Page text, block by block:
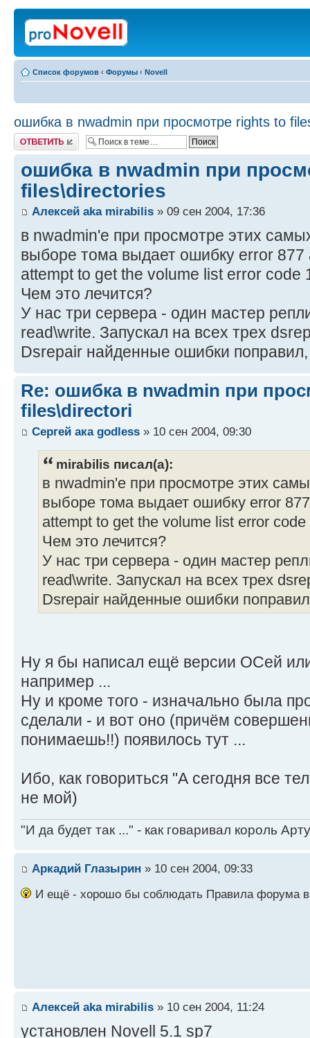
Список форумов ‹ Форумы ‹ Novell
ошибка в nwadmin при просмотре rights to
Ответить
ошибка в nwadmin при
files\directories
Алексей aka mirabilis » 09 сен 2004, 17:36
в nwadmin'е при просмотре этих
выборе тома выдает ошибку error
attempt to get the volume list error code
Чем это лечится?
У нас три сервера - один мастер
read\write. Запускал на всех трех
Dsrepair найденные ошибки
Re: ошибка в nwadmin при
files\directori
Сергей ака godless » 10 сен 2004, 09:30
mirabilis писал(а):
в nwadmin'е при просмотре этих
выборе тома выдает ошибку error
attempt to get the volume list error
Чем это лечится?
У нас три сервера - один мастер
read\write. Запускал на всех трех
Dsrepair найденные ошибки
Ну я бы написал ещё версии ОСей
например ...
Ну и кроме того - изначально была
сделали - и вот оно (причём
понимаешь!!) появилось тут ...
Ибо, как говориться "А сегодня все
не мой)
"И да будет так ..." - как говаривал король
Аркадий Глазырин » 10 сен 2004, 09:33
И ещё - хорошо бы соблюдать Правила форума
Алексей aka mirabilis » 10 сен 2004, 11:24
установлен Novell 5.1 sp7